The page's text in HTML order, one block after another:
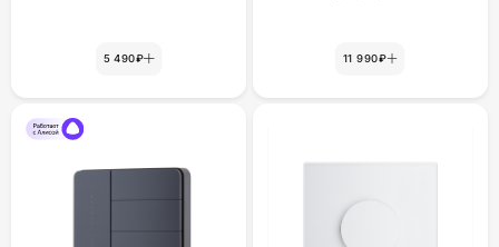
5 490₽ 11 990₽